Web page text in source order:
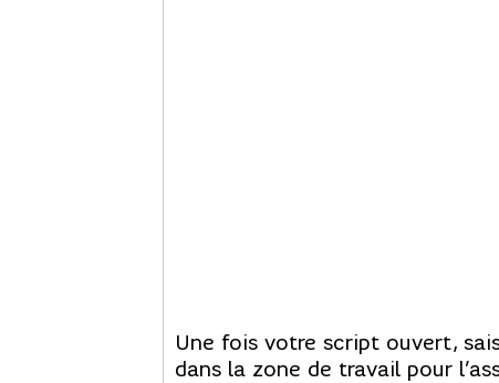
Une fois votre script ouvert,
dans la zone de travail pour